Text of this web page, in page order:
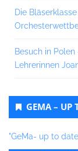
Die
Besuch in
Lehrerinnen
GEMA – UP
"GeMa- up to